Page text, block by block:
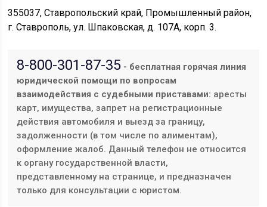
355037, Ставропольский край, Промышленный район,
г. Ставрополь, ул. Шпаковская, д. 107А, корп. 3.
8-800-301-87-35 - бесплатная горячая линия
юридической помощи по вопросам
взаимодействия с судебными приставами: аресты
карт, имущества, запрет на регистрационные
действия автомобиля и выезд за границу,
задолженности (в том числе по алиментам),
оформление жалоб. Данный телефон не относится
к органу государственной власти,
представленному на странице, и предназначен
только для консультации с юристом.